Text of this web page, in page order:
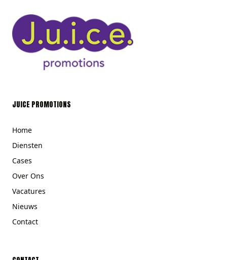
JUICE PROMOTIONS
Home
Diensten
Cases
Over Ons
Vacatures
Nieuws
Contact